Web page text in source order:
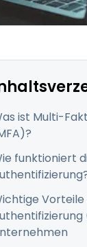
日本語
ภาษาไท
ist Multi-
funktioniert